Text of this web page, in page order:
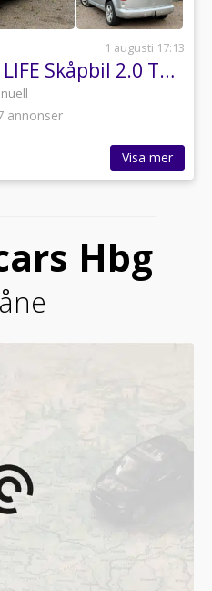
1 augusti 17:13
Volkswagen Caddy LIFE Skåpbil 2.0 TDI 7 sits, besiktigad, Dragkrok m
annonser
Visa mer
Hbg